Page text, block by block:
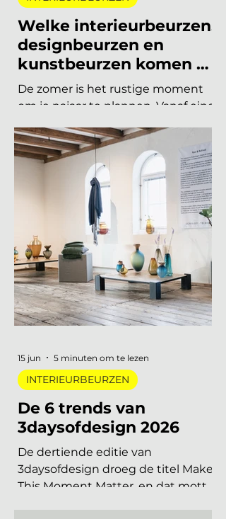
Welke interieurbeurzen,
designbeurzen en
kunstbeurzen komen er
nog aan in 2026?
om je najaar te plannen. Vanaf eind
augustus draait de
beurzencarrousel weer op volle
toeren, met een Nederlandse en
Belgische agenda die piekt in
september en november, en een
internationale kalender die loopt
van Helsinki tot Miami. Hieronder
vind je alle relevante
interieurbeurzen, designbeurzen
en kunstbeurzen van augustus tot
en met december 2026, op datum
agenda te blokken. Welke
interieurbeurzen, designbeurzen
INTERIEURBEURZEN
De 6 trends van
3daysofdesign 2026
De dertiende editie van
INTERIEURBEURZEN
15 jun 5 minuten om te lezen